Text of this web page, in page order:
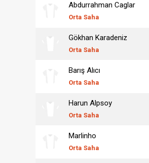
Abdurrahman Caglar
Orta Saha
Gökhan Karadeniz
Orta Saha
Barış Alıcı
Orta Saha
Harun Alpsoy
Orta Saha
Marlinho
Orta Saha